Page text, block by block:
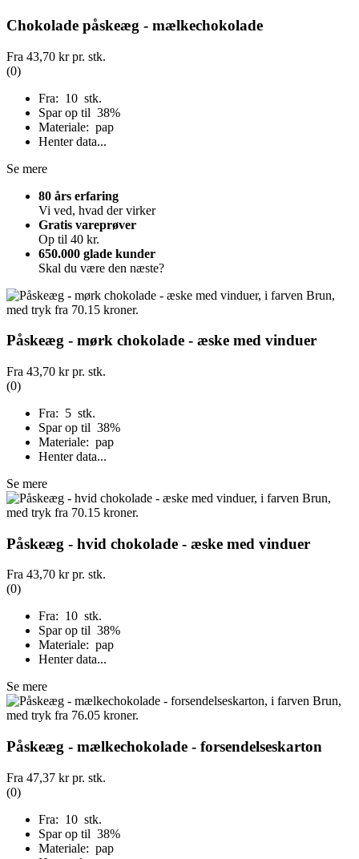
Chokolade påskeæg - mælkechokolade
Fra 43,70 krpr. stk.
(0)
Fra: 10 stk.
Spar op til 38%
Materiale: pap
Henter data...
Se mere
80 års erfaring
Vi ved, hvad der virker
Gratis vareprøver
Op til 40 kr.
650.000 glade kunder
Skal du være den næste?
Påskeæg - mørk chokolade - æske med vinduer
Fra 43,70 krpr. stk.
(0)
Fra: 5 stk.
Spar op til 38%
Materiale: pap
Henter data...
Se mere
Påskeæg - hvid chokolade - æske med vinduer
Fra 43,70 krpr. stk.
(0)
Fra: 10 stk.
Spar op til 38%
Materiale: pap
Henter data...
Se mere
Påskeæg - mælkechokolade - forsendelseskarton
Fra 47,37 krpr. stk.
(0)
Fra: 10 stk.
Spar op til 38%
Materiale: pap